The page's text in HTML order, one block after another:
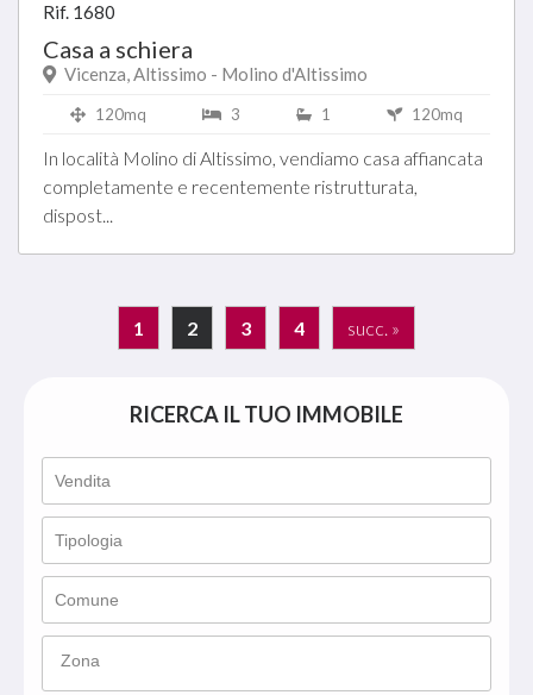
Rif. 1680
Casa a schiera
Vicenza, Altissimo - Molino d'Altissimo
120mq 3 1 120mq
In località Molino di Altissimo, vendiamo casa affiancata
completamente e recentemente ristrutturata,
dispost...
1 2 3 4 succ. »
RICERCA IL TUO IMMOBILE
Zona